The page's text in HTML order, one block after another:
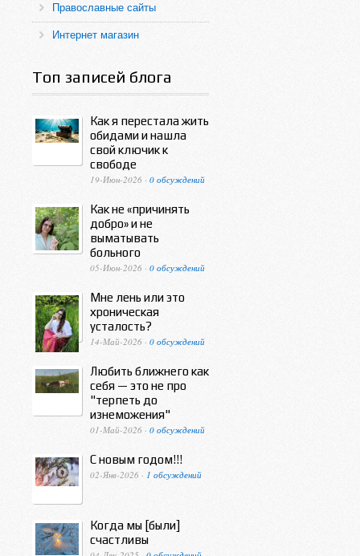
Православные сайты
Интернет магазин
Топ записей блога
Как я перестала жить
обидами и нашла
свой ключик к
свободе
19-Июн-2026 · 0 обсуждений
Как не «причинять
добро» и не
выматывать
больного
05-Июн-2026 · 0 обсуждений
Мне лень или это
хроническая
усталость?
14-Май-2026 · 0 обсуждений
Любить ближнего как
себя — это не про
"терпеть до
изнеможения"
01-Май-2026 · 0 обсуждений
С новым годом!!!
02-Янв-2026 · 1 обсуждений
Когда мы [были]
счастливы